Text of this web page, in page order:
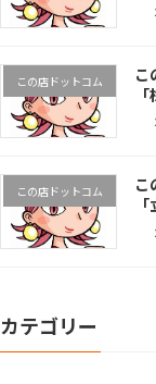
この店ドットコム
こ
この店ドットコム
こ
カテゴリー